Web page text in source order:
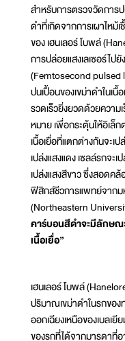
สำหรับการตรวจวัดการ
ดำที่เกิดจากการเผาไหม้
ของ เฮนเลอร์ โบพล์
การปล่อยแสงเลเซอร์ไป
(Femtosecond
ปนเปื้อนของเขม่าดำในเนื้
รวดเร็วยิ่งยวดด้วยความ
หมาย เพื่อกระตุ้นให้อิเล็ก
เนื้อเยื่อที่แตกต่างกันจะเ
เปล่งแสงแดง เซลล์รกจะ
เปล่งแสงสีขาว ซึ่งสอดค
ฟิสิกส์ชีวการแพทย์จากม
(Northeastern
คาร์บอนสีดำจะมีลักษณ
เนื้อเยื่อ”
เฮนเลอร์ โบพล์
ปริมาณเขม่าดำในรกขอ
ออกเฉียงเหนือของเบลเ
ของรกที่ได้จากมารดาที่